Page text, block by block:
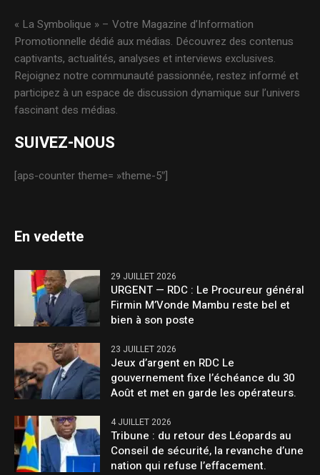
« La Symbolique » – Votre Magazine d’Information
Promotionnelle dédié aux médias. Découvrez des contenus
captivants, actualités, analyses et interviews exclusives.
Rejoignez notre communauté passionnée, restez informé et
participez à un espace de discussion dynamique sur l’univers
fascinant des médias.
SUIVEZ-NOUS
[aps-counter theme= »theme-5″]
En vedette
29 JUILLET 2026
URGENT — RDC : Le Procureur général
Firmin M’Vonde Mambu reste bel et
bien à son poste
23 JUILLET 2026
Jeux d’argent en RDC Le
gouvernement fixe l’échéance du 30
Août et met en garde les opérateurs.
4 JUILLET 2026
Tribune : du retour des Léopards au
Conseil de sécurité, la revanche d’une
nation qui refuse l’effacement.